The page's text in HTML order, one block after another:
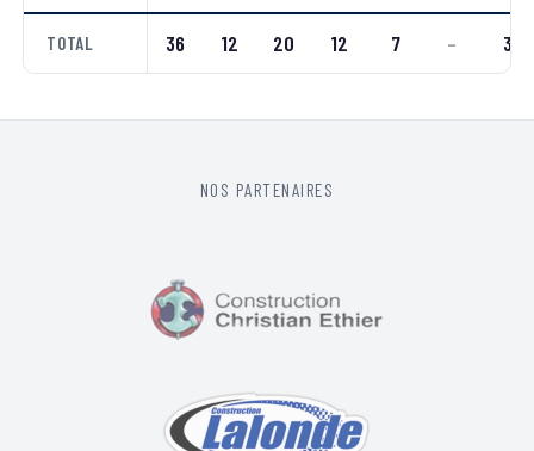
TOTAL 36 12 20 12 7 – 3
NOS PARTENAIRES